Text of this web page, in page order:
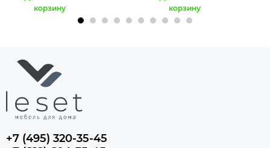
корзину
корзину
+7 (495) 320-35-45